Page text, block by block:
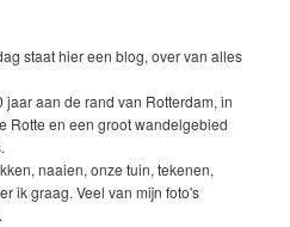
staat hier een blog, over van alles
aan de rand van Rotterdam, in
Rotte en een groot wandelgebied
naaien, onze tuin, tekenen,
ik graag. Veel van mijn foto's